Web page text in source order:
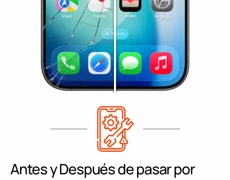
Antes y Después de pasar por